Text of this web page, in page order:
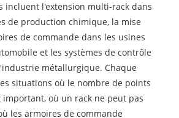
incluent l'extension multi-rack dans
de production chimique, la mise
de commande dans les usines
et les systèmes de contrôle
métallurgique. Chaque
situations où le nombre de points
où un rack ne peut pas
les armoires de commande